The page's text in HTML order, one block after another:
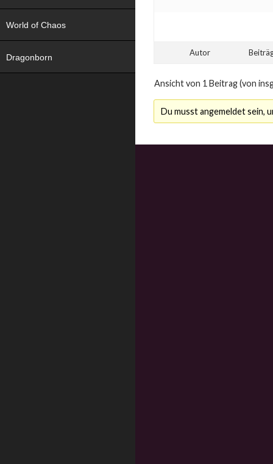
Autor
Ansicht von 1 Beitrag (von
Du musst angemeldet sein,
World of Chaos
Dragonborn